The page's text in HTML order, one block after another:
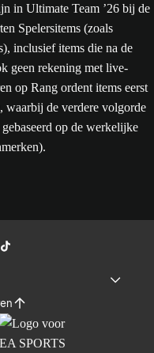
in Ultimate Team ’26 bij de
Spelersitems (zoals
inclusief items die na de
geen rekening met live-
op Rang ordent items eerst
waarbij de verdere volgorde
op de werkelijke